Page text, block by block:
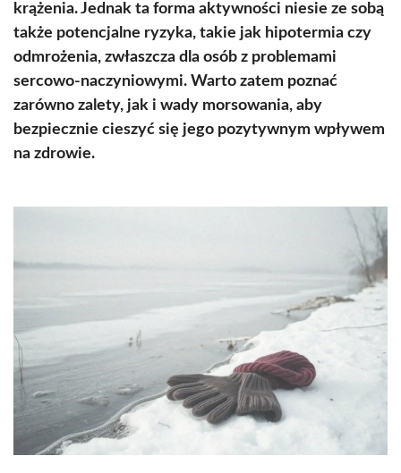
krążenia. Jednak ta forma aktywności niesie ze sobą
także potencjalne ryzyka, takie jak hipotermia czy
odmrożenia, zwłaszcza dla osób z problemami
sercowo-naczyniowymi. Warto zatem poznać
zarówno zalety, jak i wady morsowania, aby
bezpiecznie cieszyć się jego pozytywnym wpływem
na zdrowie.